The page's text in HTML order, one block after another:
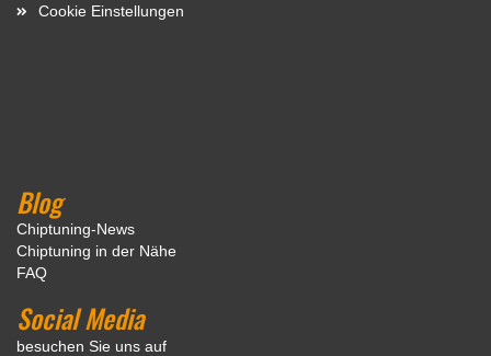
Cookie Einstellungen
Blog
Chiptuning-News
Chiptuning in der Nähe
FAQ
Social Media
besuchen Sie uns auf